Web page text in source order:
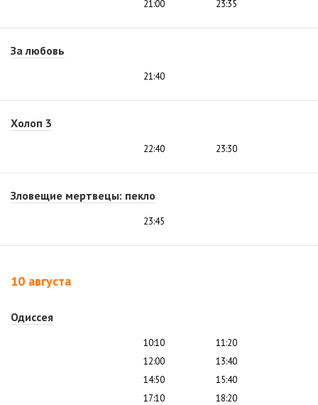
21:00 23:35
За любовь
21:40
Холоп 3
22:40 23:30
Зловещие мертвецы: пекло
23:45
10 августа
Одиссея
10:10
11:20
12:00
13:40
14:50
15:40
17:10
18:20